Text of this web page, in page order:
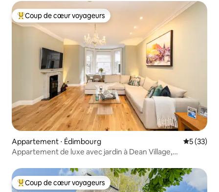
Coups de cœur voyageurs les plus appréciés
Coup de cœur voyageurs
Appartement ⋅ Édimbourg
5 (33)
Appartement de luxe avec jardin à Dean Village,
Coups de cœur voyageurs les plus appréciés
Coup de cœur voyageurs